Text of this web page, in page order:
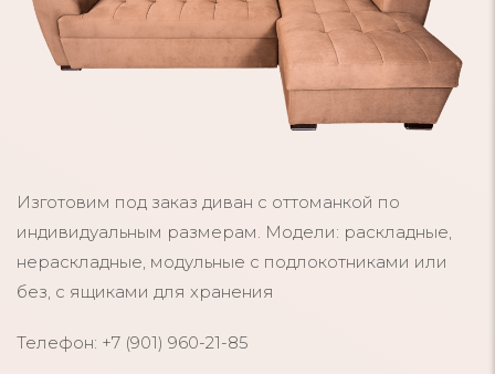
Изготовим под заказ диван с оттоманкой по
индивидуальным размерам. Модели: раскладные,
нераскладные, модульные с подлокотниками или
без, с ящиками для хранения
Телефон: +7 (901) 960-21-85